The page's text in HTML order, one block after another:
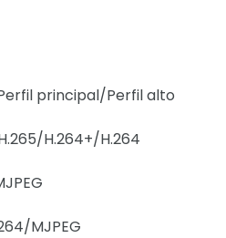
principal/Perfil alto
H.264+/H.264
MJPEG